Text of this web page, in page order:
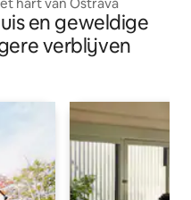
en geweldige
verblijven